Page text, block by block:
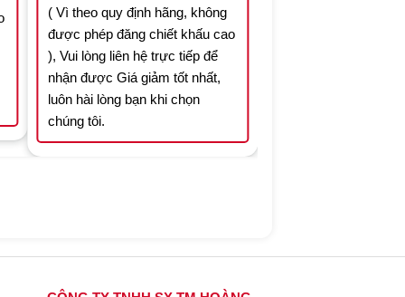
( Vì theo quy định hãng, không
được phép đăng chiết khấu cao
), Vui lòng liên hệ trực tiếp để
nhận được Giá giảm tốt nhất,
luôn hài lòng bạn khi chọn
chúng tôi.